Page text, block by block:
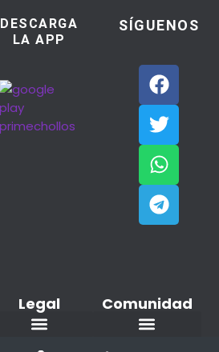
DESCARGA
LA APP
SÍGUENOS
Legal Comunidad